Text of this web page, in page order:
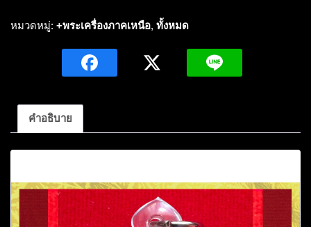
หมวดหมู่: +พระเครื่องภาคเหนือ, ทั้งหมด
คำอธิบาย